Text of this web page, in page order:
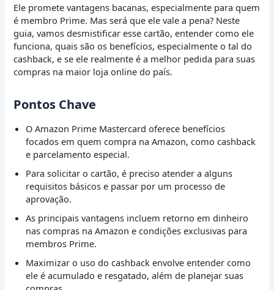
Ele promete vantagens bacanas, especialmente para quem
é membro Prime. Mas será que ele vale a pena? Neste
guia, vamos desmistificar esse cartão, entender como ele
funciona, quais são os benefícios, especialmente o tal do
cashback, e se ele realmente é a melhor pedida para suas
compras na maior loja online do país.
Pontos Chave
O Amazon Prime Mastercard oferece benefícios
focados em quem compra na Amazon, como cashback
e parcelamento especial.
Para solicitar o cartão, é preciso atender a alguns
requisitos básicos e passar por um processo de
aprovação.
As principais vantagens incluem retorno em dinheiro
nas compras na Amazon e condições exclusivas para
membros Prime.
Maximizar o uso do cashback envolve entender como
ele é acumulado e resgatado, além de planejar suas